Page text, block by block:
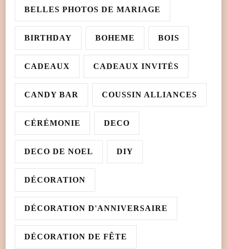
BELLES PHOTOS DE MARIAGE
BIRTHDAY BOHEME BOIS
CADEAUX CADEAUX INVITÉS
CANDY BAR COUSSIN ALLIANCES
CÉRÉMONIE DECO
DECO DE NOEL DIY
DÉCORATION
DÉCORATION D'ANNIVERSAIRE
DÉCORATION DE FÊTE